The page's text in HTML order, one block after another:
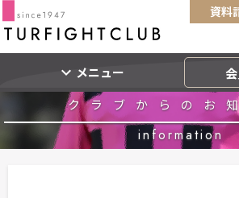
資料
expand_more メニュー
クラブからのお
information